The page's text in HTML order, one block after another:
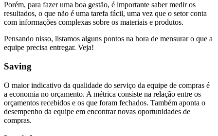
Porém, para fazer uma boa gestão, é importante saber medir os
resultados, o que não é uma tarefa fácil, uma vez que o setor conta
com informações complexas sobre os materiais e produtos.
Pensando nisso, listamos alguns pontos na hora de mensurar o que a
equipe precisa entregar. Veja!
Saving
O maior indicativo da qualidade do serviço da equipe de compras é
a economia no orçamento. A métrica consiste na relação entre os
orçamentos recebidos e os que foram fechados. Também aponta o
desempenho da equipe em encontrar novas oportunidades de
compras.